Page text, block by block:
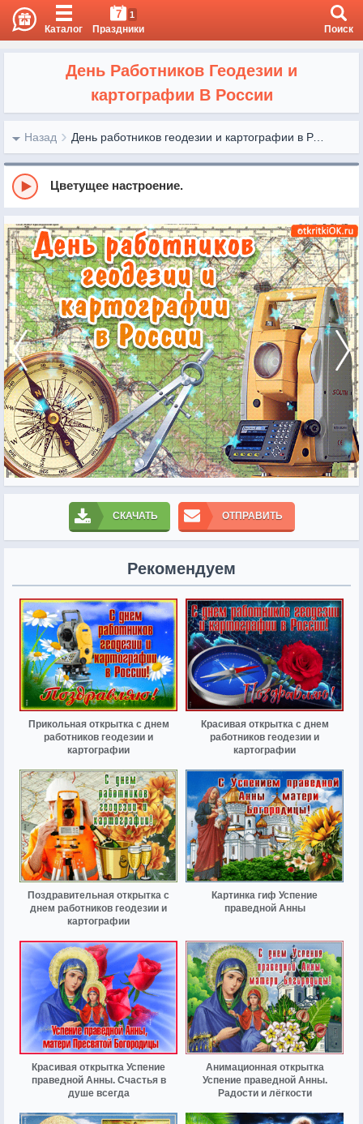
Каталог
7 1
Праздники Поиск
День Работников Геодезии и
картографии В России
Назад День работников геодезии и картографии в России
Цветущее настроение.
СКАЧАТЬ ОТПРАВИТЬ
Рекомендуем
Прикольная открытка с днем
работников геодезии и
картографии
Красивая открытка с днем
работников геодезии и
картографии
Поздравительная открытка с
днем работников геодезии и
картографии
Картинка гиф Успение
праведной Анны
Красивая открытка Успение
праведной Анны. Счастья в
душе всегда
Анимационная открытка
Успение праведной Анны.
Радости и лёгкости